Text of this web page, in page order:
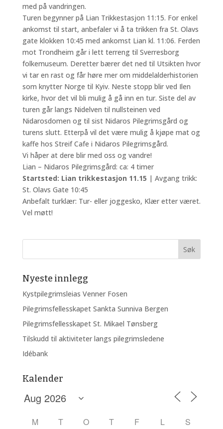
med på vandringen.
Turen begynner på Lian Trikkestasjon 11:15. For enkel
ankomst til start, anbefaler vi å ta trikken fra St. Olavs
gate klokken 10:45 med ankomst Lian kl. 11:06. Ferden
mot Trondheim går i lett terreng til Sverresborg
folkemuseum. Deretter bærer det ned til Utsikten hvor
vi tar en rast og får høre mer om middelalderhistorien
som knytter Norge til Kyiv. Neste stopp blir ved Ilen
kirke, hvor det vil bli mulig å gå inn en tur. Siste del av
turen går langs Nidelven til nullsteinen ved
Nidarosdomen og til sist Nidaros Pilegrimsgård og
turens slutt. Etterpå vil det være mulig å kjøpe mat og
kaffe hos Streif Cafe i Nidaros Pilegrimsgård.
Vi håper at dere blir med oss og vandre!
Lian – Nidaros Pilegrimsgård: ca: 4 timer
Startsted: Lian trikkestasjon 11.15 | Avgang trikk:
St. Olavs Gate 10:45
Anbefalt turklær: Tur- eller joggesko, Klær etter været.
Vel møtt!
Nyeste innlegg
Kystpilegrimsleias Venner Fosen
Pilegrimsfellesskapet Sankta Sunniva Bergen
Pilegrimsfellesskapet St. Mikael Tønsberg
Tilskudd til aktiviteter langs pilegrimsledene
Idébank
Kalender
M T O T F L
S